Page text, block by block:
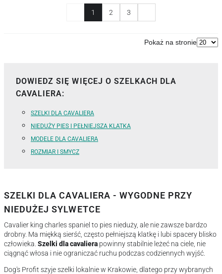
1 2 3
Pokaż na stronie
DOWIEDZ SIĘ WIĘCEJ O SZELKACH DLA
CAVALIERA:
SZELKI DLA CAVALIERA
NIEDUŻY PIES I PEŁNIEJSZA KLATKA
MODELE DLA CAVALIERA
ROZMIAR I SMYCZ
SZELKI DLA CAVALIERA - WYGODNE PRZY
NIEDUŻEJ SYLWETCE
Cavalier king charles spaniel to pies nieduży, ale nie zawsze bardzo
drobny. Ma miękką sierść, często pełniejszą klatkę i lubi spacery blisko
człowieka. Szelki dla cavaliera powinny stabilnie leżeć na ciele, nie
ciągnąć włosa i nie ograniczać ruchu podczas codziennych wyjść.
Dog's Profit szyje szelki lokalnie w Krakowie, dlatego przy wybranych